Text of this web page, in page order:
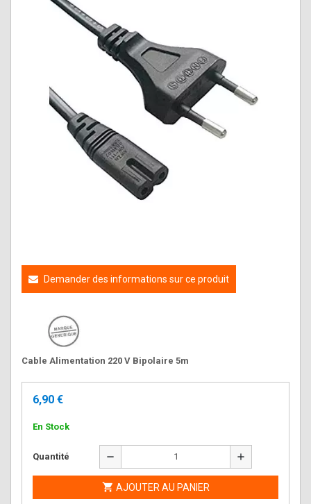
Demander des informations sur ce produit
Cable Alimentation 220 V Bipolaire 5m
6,90 €
En Stock
Quantité remove add
 AJOUTER AU PANIER